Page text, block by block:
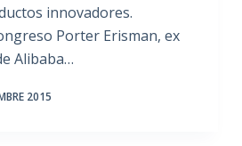
innovadores.
Porter Erisman, ex
Alibaba…
2015